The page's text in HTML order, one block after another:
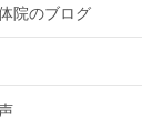
院のブログ